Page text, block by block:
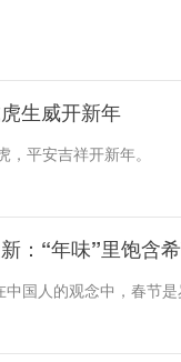
生威开新年
平安吉祥开新年。
：“年味”里饱含
国人的观念中，春节